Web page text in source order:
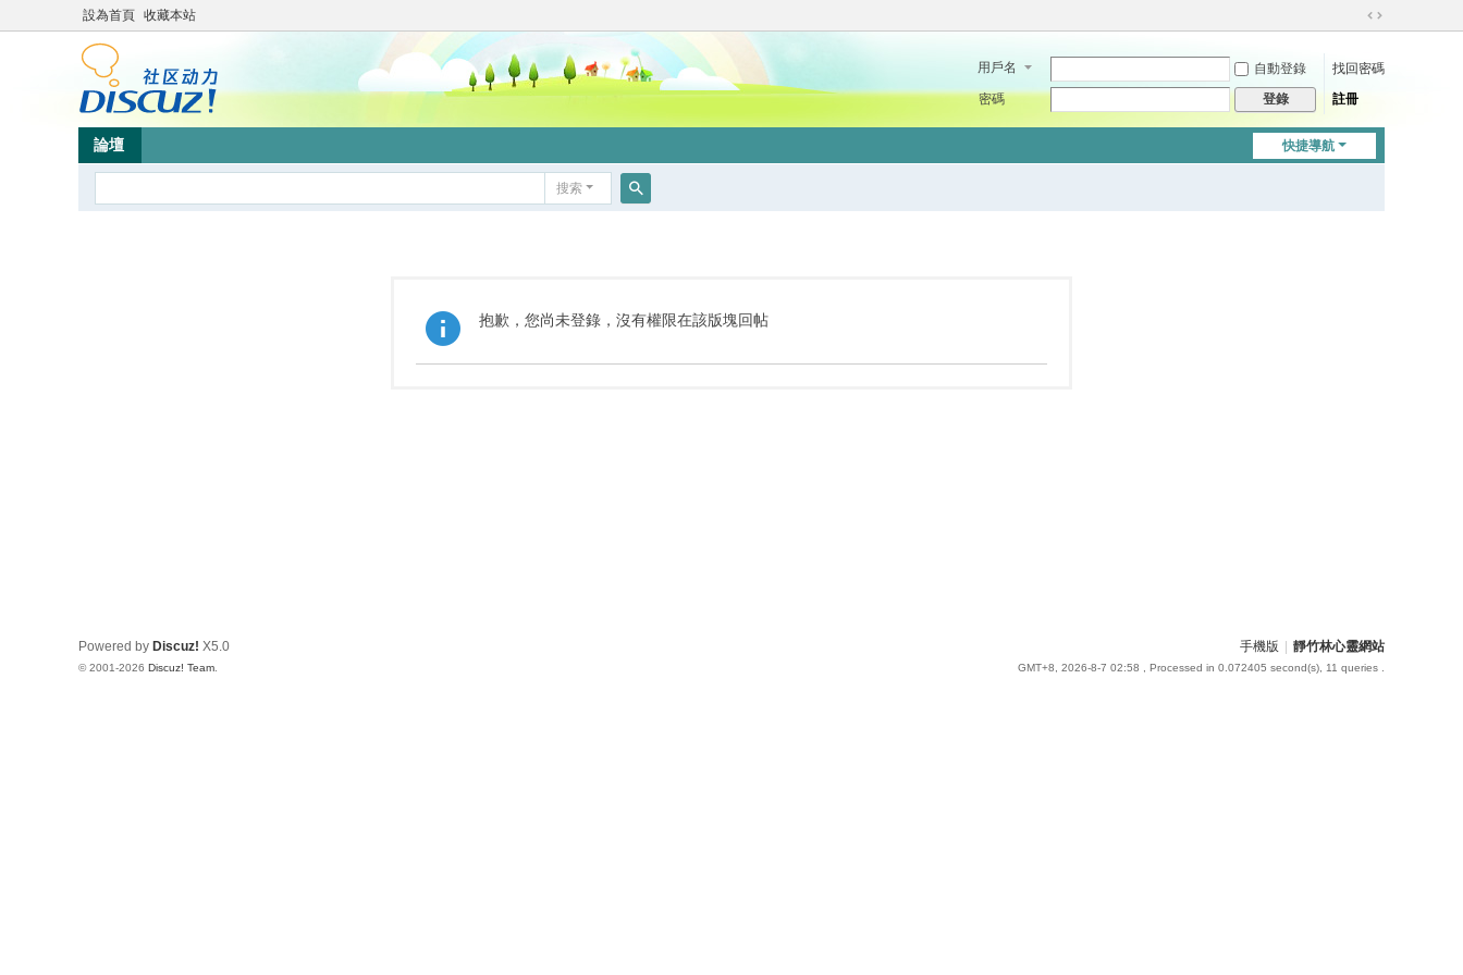
設為首頁 收藏本站
切
到
用戶名 自動登錄
找回密碼
密碼
登錄 註冊
快捷導航
論壇
搜索
抱歉，您尚未登錄，沒有權限在該版塊回帖
手機版 靜竹林心靈網站
GMT+8, 2026-8-7 02:58 , Processed in 0.072405 second(s), 11 queries .
Powered by Discuz! X5.0
© 2001-2026 Discuz! Team